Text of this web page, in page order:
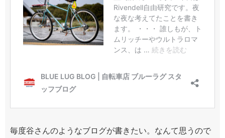
毎度谷さんのようなブログが書きたい。なんて思うので